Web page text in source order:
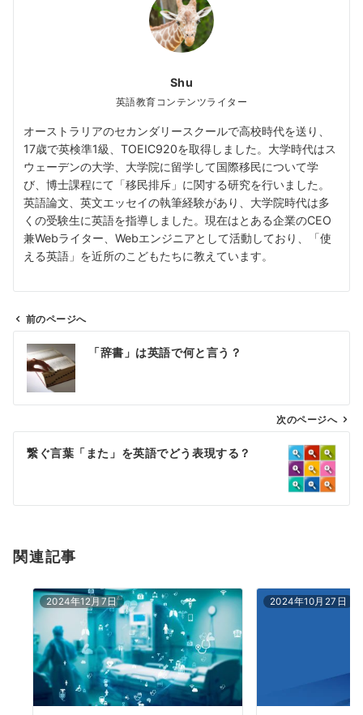
Shu
英語教育コンテンツライター
オーストラリアのセカンダリースクールで高校時代を送り、
17歳で英検準1級、TOEIC920を取得しました。大学時代はス
ウェーデンの大学、大学院に留学して国際移民について学
び、博士課程にて「移民排斥」に関する研究を行いました。
英語論文、英文エッセイの執筆経験があり、大学院時代は多
くの受験生に英語を指導しました。現在はとある企業のCEO
兼Webライター、Webエンジニアとして活動しており、「使
える英語」を近所のこどもたちに教えています。
ビ
ン
前のページへ
「辞書」は英語で何と言う？
次のページへ
繋ぐ言葉「また」を英語でどう表現する？
関連記事
2024年12月7日 2024年10月27日